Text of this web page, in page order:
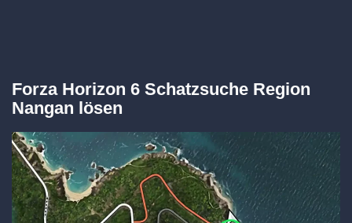
Forza Horizon 6 Schatzsuche Region
Nangan lösen